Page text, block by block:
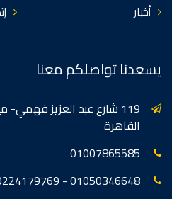
أخبار
يسعدنا تواصلكم معنا
119 شارع عبد العزيز فهمي-
القاهرة
01007865585
01050346648 - 0224179769